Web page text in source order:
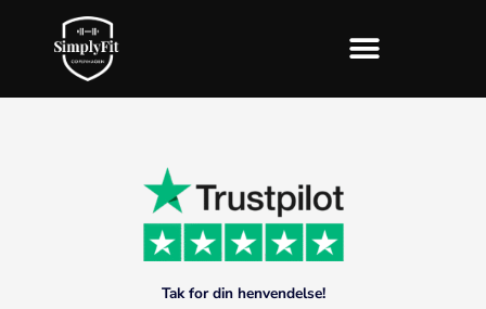
indholdet
Tak for din henvendelse!